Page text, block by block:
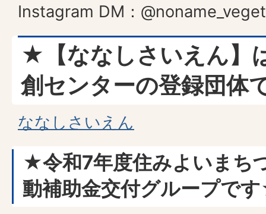
Instagram DM：
★【ななしさいえん】
創センターの登録団体
ななしさいえん
★令和7年度住みよいまち
動補助金交付グループで